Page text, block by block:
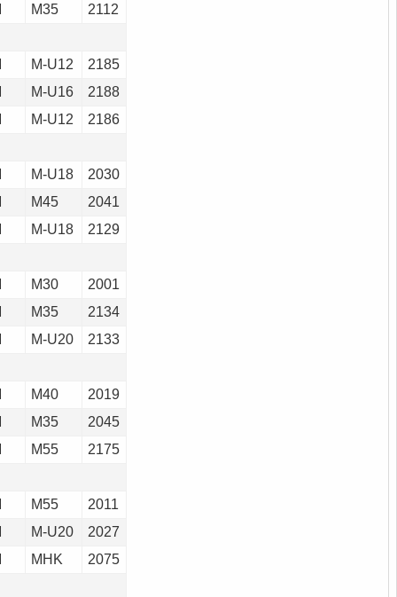
M35
2112
M-U12
2185
M-U16
2188
M-U12
2186
M-U18
2030
M45
2041
M-U18
2129
M30
2001
M35
2134
M-U20
2133
M40
2019
M35
2045
M55
2175
M55
2011
M-U20
2027
MHK
2075